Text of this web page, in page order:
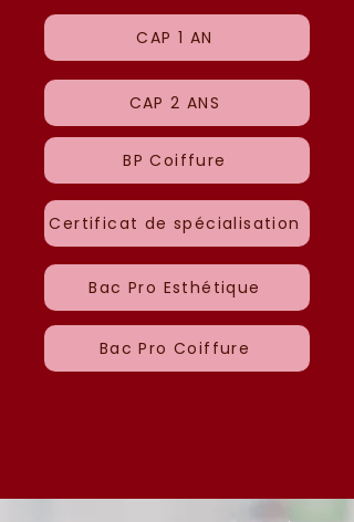
CAP 1 AN
CAP 2 ANS
BP Coiffure
Certificat de spécialisation
Bac Pro Esthétique
Bac Pro Coiffure